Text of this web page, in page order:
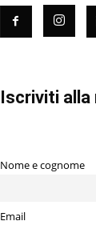
Iscriviti
Nome e cognome
Email